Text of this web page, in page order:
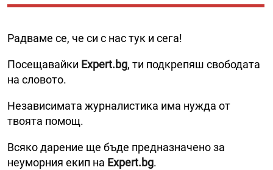
Радваме се, че си с нас тук и сега!
Посещавайки Expert.bg, ти подкрепяш свободата
на словото.
Независимата журналистика има нужда от
твоята помощ.
Всяко дарение ще бъде предназначено за
неуморния екип на Expert.bg.